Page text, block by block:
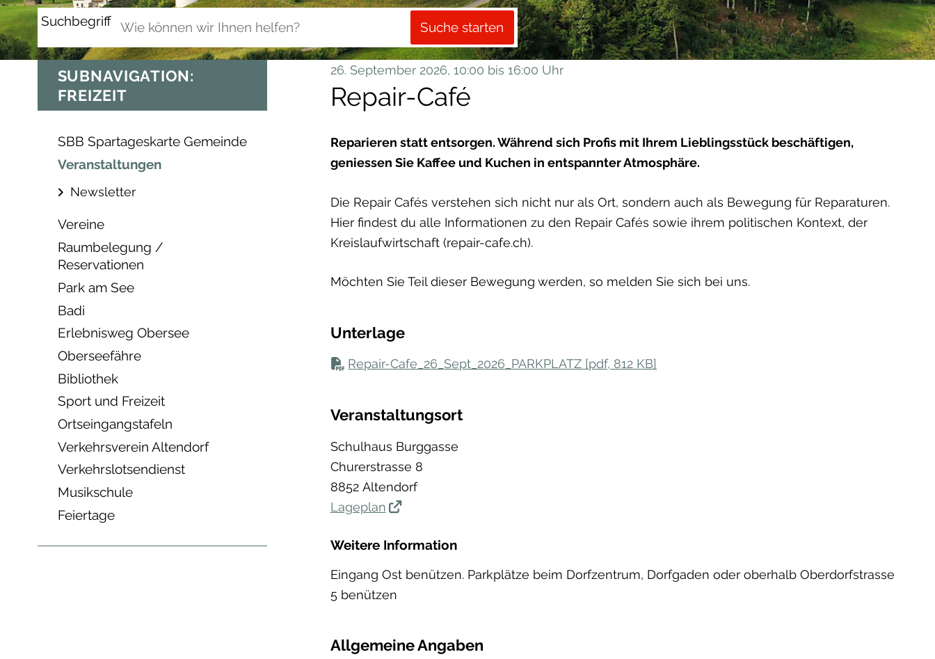
Suchbegriff Suche starten
SUBNAVIGATION:
FREIZEIT
SBB Spartageskarte Gemeinde
Veranstaltungen
Newsletter
Vereine
Raumbelegung /
Reservationen
Park am See
Badi
Erlebnisweg Obersee
Oberseefähre
Bibliothek
Sport und Freizeit
Ortseingangstafeln
Verkehrsverein Altendorf
Verkehrslotsendienst
Musikschule
Feiertage
Repair-Café
26. September 2026, 10:00 bis 16:00 Uhr
Reparieren statt entsorgen. Während sich Profis mit Ihrem Lieblingsstück beschäftigen,
geniessen Sie Kaffee und Kuchen in entspannter Atmosphäre.
Die Repair Cafés verstehen sich nicht nur als Ort, sondern auch als Bewegung für Reparaturen.
Hier findest du alle Informationen zu den Repair Cafés sowie ihrem politischen Kontext, der
Kreislaufwirtschaft (repair-cafe.ch).
Möchten Sie Teil dieser Bewegung werden, so melden Sie sich bei uns.
Unterlage
Repair-Cafe_26_Sept_2026_PARKPLATZ [pdf, 812 KB]
Veranstaltungsort
Schulhaus Burggasse
Churerstrasse 8
8852 Altendorf
Lageplan
Weitere Information
Eingang Ost benützen. Parkplätze beim Dorfzentrum, Dorfgaden oder oberhalb Oberdorfstrasse
5 benützen
Allgemeine Angaben